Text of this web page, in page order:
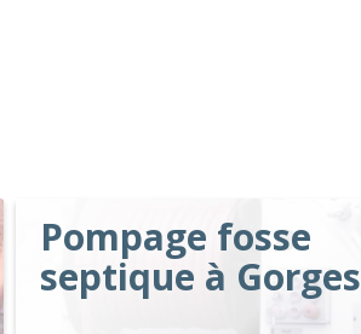
Pompage fosse
septique à Gorges